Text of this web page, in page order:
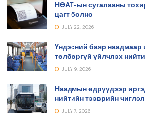
НӨАТ-ын сугалааны
цагт болно
JULY 22, 2026
Үндэсний баяр наадмаар
төлбөргүй үйлчлэх
JULY 9, 2026
Наадмын өдрүүдээр
нийтийн тээврийн
JULY 7, 2026